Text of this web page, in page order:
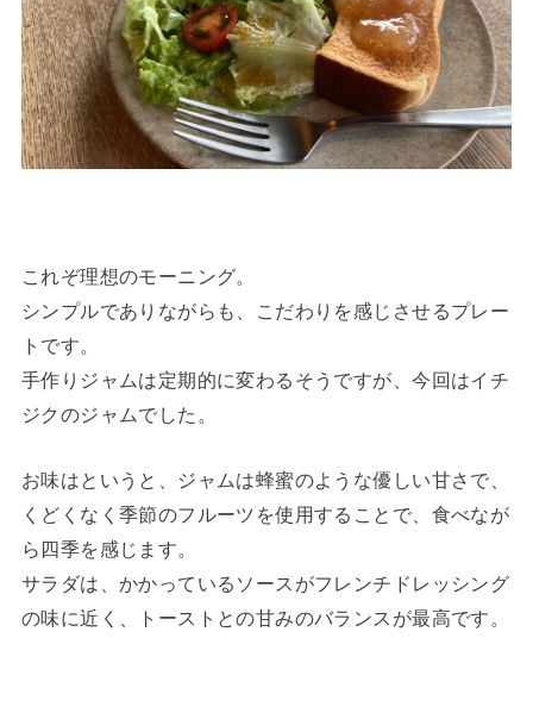
これぞ理想のモーニング。
シンプルでありながらも、こだわりを感じさせるプレー
トです。
手作りジャムは定期的に変わるそうですが、今回はイチ
ジクのジャムでした。
お味はというと、ジャムは蜂蜜のような優しい甘さで、
くどくなく季節のフルーツを使用することで、食べなが
ら四季を感じます。
サラダは、かかっているソースがフレンチドレッシング
の味に近く、トーストとの甘みのバランスが最高です。